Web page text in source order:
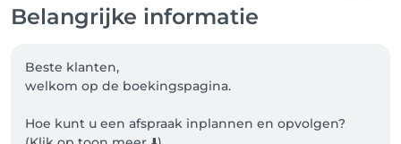
Belangrijke informatie
Beste klanten,
welkom op de boekingspagina.
Hoe kunt u een afspraak inplannen en opvolgen?